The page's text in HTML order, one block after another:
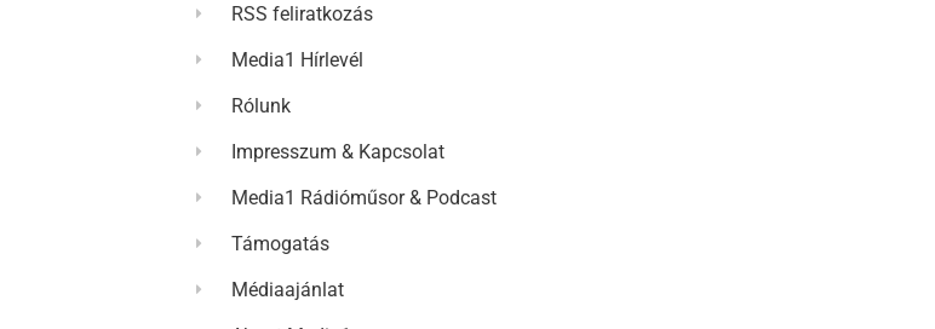
RSS feliratkozás
Media1 Hírlevél
Rólunk
Impresszum & Kapcsolat
Media1 Rádióműsor & Podcast
Támogatás
Médiaajánlat